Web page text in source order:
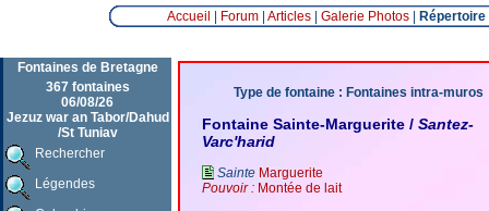
Accueil Forum| Articles| Galerie Photos|
Fontaines de Bretagne
367 fontaines
06/08/26
Jezuz war an Tabor/Dahud
/St Tuniav
Rechercher
Légendes
Type de fontaine : Fontaines intra-muros
Fontaine Sainte-Marguerite / Santez-
Varc'harid
Sainte Marguerite
Pouvoir : Montée de lait